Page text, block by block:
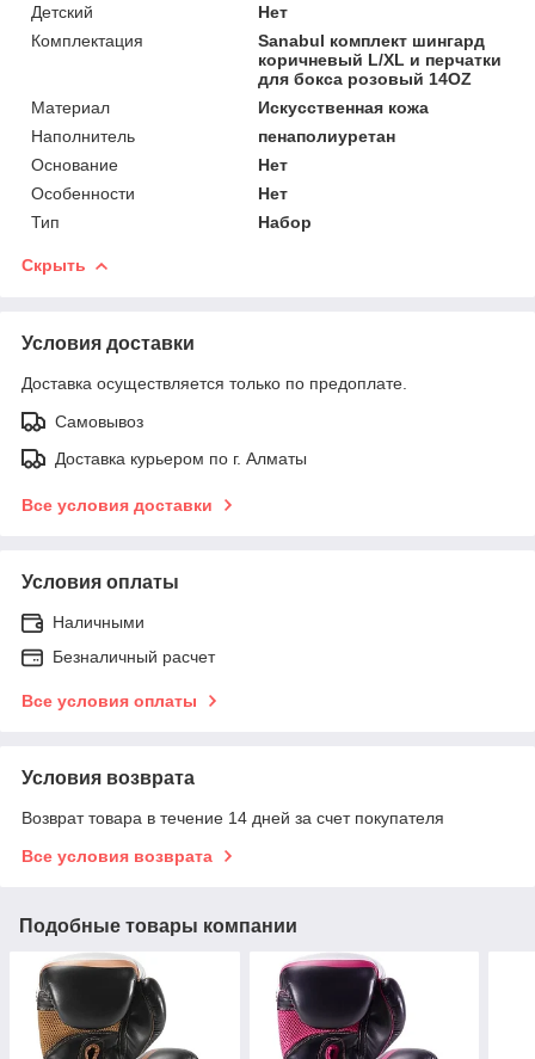
Детский
Нет
Комплектация
Sanabul комплект шингард
коричневый L/XL и перчатки
для бокса розовый 14OZ
Материал
Искусственная кожа
Наполнитель
пенаполиуретан
Основание
Нет
Особенности
Нет
Тип
Набор
Скрыть
Условия доставки
Доставка осуществляется только по предоплате.
Самовывоз
Доставка курьером по г. Алматы
Все условия доставки
Условия оплаты
Наличными
Безналичный расчет
Все условия оплаты
Условия возврата
Возврат товара в течение 14 дней за счет покупателя
Все условия возврата
Подобные товары компании